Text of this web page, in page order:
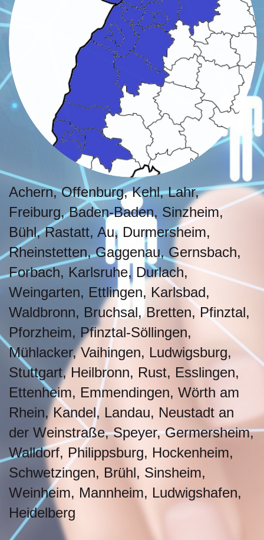
Achern, Offenburg, Kehl, Lahr,
Freiburg, Baden-Baden, Sinzheim,
Bühl, Rastatt, Au, Durmersheim,
Rheinstetten, Gaggenau, Gernsbach,
Forbach, Karlsruhe, Durlach,
Weingarten, Ettlingen, Karlsbad,
Waldbronn, Bruchsal, Bretten, Pfinztal,
Pforzheim, Pfinztal-Söllingen,
Mühlacker, Vaihingen, Ludwigsburg,
Stuttgart, Heilbronn, Rust, Esslingen,
Ettenheim, Emmendingen, Wörth am
Rhein, Kandel, Landau, Neustadt an
der Weinstraße, Speyer, Germersheim,
Walldorf, Philippsburg, Hockenheim,
Schwetzingen, Brühl, Sinsheim,
Weinheim, Mannheim, Ludwigshafen,
Heidelberg